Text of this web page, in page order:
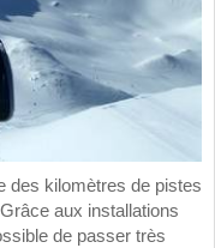
des kilomètres de pistes
aux installations
de passer très